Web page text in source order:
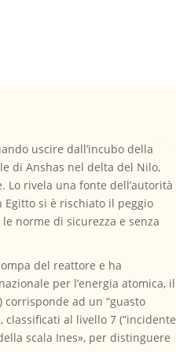
uscire dall’incubo della
di Anshas nel delta del Nilo,
rivela una fonte dell’autorità
Egitto si è rischiato il peggio
norme di sicurezza e senza
del reattore e ha
per l’energia atomica, il
corrisponde ad un “guasto
classificati al livello 7 (“incidente
scala Ines», per distinguere